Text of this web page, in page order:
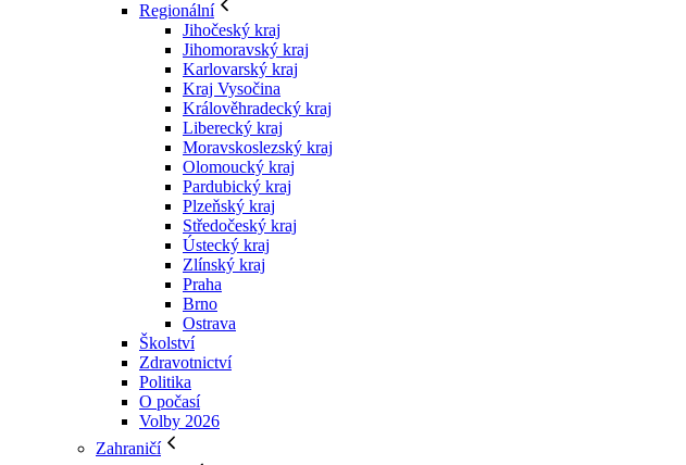
Regionální
Jihočeský kraj
Jihomoravský kraj
Karlovarský kraj
Kraj Vysočina
Králověhradecký kraj
Liberecký kraj
Moravskoslezský kraj
Olomoucký kraj
Pardubický kraj
Plzeňský kraj
Středočeský kraj
Ústecký kraj
Zlínský kraj
Praha
Brno
Ostrava
Školství
Zdravotnictví
Politika
O počasí
Volby 2026
Zahraničí